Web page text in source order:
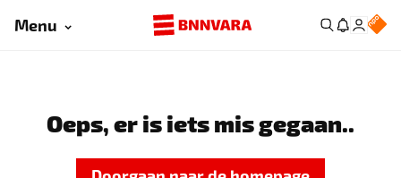
Menu
Oeps, er is iets mis gegaan..